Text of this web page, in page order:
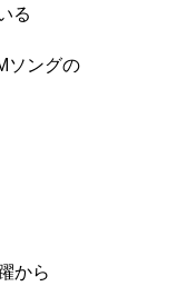
る
ソングの
から